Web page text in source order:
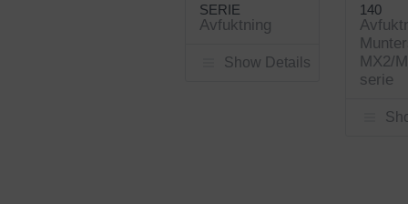
SERIE
Avfuktning
Show Details
140
MX2/
serie